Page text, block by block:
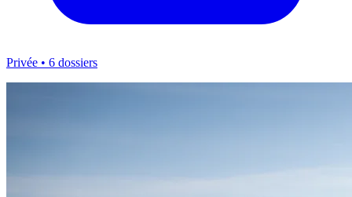
Privée • 6 dossiers